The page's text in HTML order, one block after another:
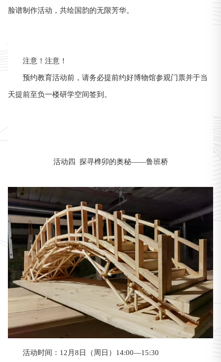
脸谱制作活动，共绘国韵的无限芳华。
注意！注意！
预约教育活动前，请务必提前约好博物馆参观门票并于当
天提前至负一楼研学空间签到。
活动四 探寻榫卯的奥秘——鲁班桥
活动时间：12月8日（周日）14:00—15:30